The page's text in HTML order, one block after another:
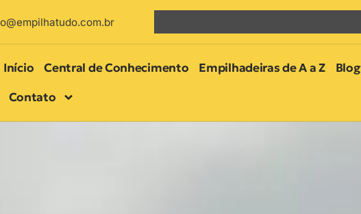
Início Central de Conhecimento Empilhadeiras de A a Z
Blog
Contato